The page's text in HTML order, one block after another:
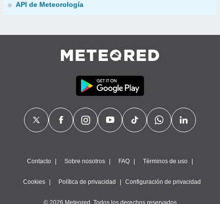
API de Meteorología
Contacto Sobre nosotros FAQ Términos de uso
Cookies Política de privacidad Configuración de privacidad
© 2026 Meteored. Todos los derechos reservados